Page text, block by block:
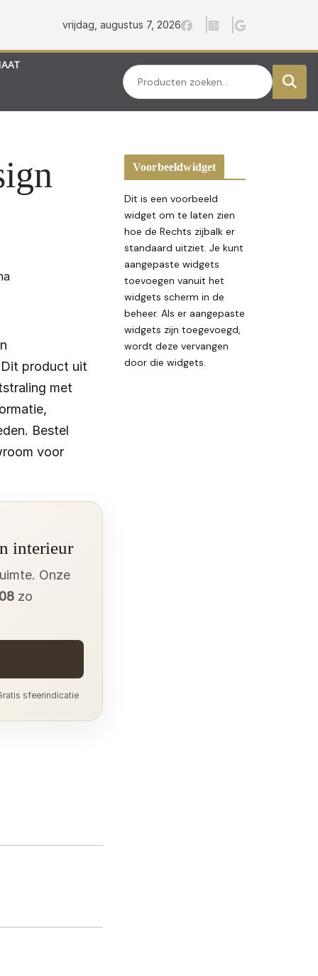
vrijdag, augustus 7, 2026
Zoeken
product uit
met
Bestel
voor
interieur
Onze
zo
sfeerindicatie
Voorbeeldwidget
Dit is een voorbeeld
widget om te laten zien
hoe de Rechts zijbalk er
standaard uitziet. Je kunt
aangepaste widgets
toevoegen vanuit het
widgets scherm in de
beheer. Als er aangepaste
widgets zijn toegevoegd,
wordt deze vervangen
door die widgets.